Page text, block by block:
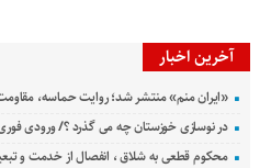
آخرین اخبار
«ایران منم» منتشر شد؛ روایت حماسه،
در نوسازی خوزستان چه می گذرد ؟/ ورودی
محکوم قطعی به شلاق ، انفصال از خدمت و